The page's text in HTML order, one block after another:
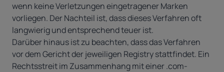
wenn keine Verletzungen eingetragener Marken
vorliegen. Der Nachteil ist, dass dieses Verfahren oft
langwierig und entsprechend teuer ist.
Darüber hinaus ist zu beachten, dass das Verfahren
vor dem Gericht der jeweiligen Registry stattfindet. Ein
Rechtsstreit im Zusammenhang mit einer .com-